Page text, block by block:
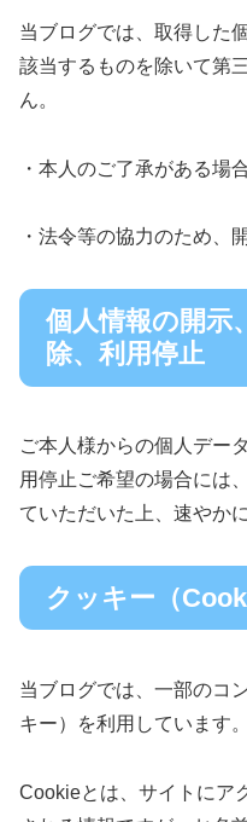
当ブログでは、取得した
該当するものを除いて第
ん。
・本人のご了承がある場
・法令等の協力のため、
個人情報の開示
除、利用停止
ご本人様からの個人デー
用停止ご希望の場合には
ていただいた上、速やか
クッキー（
当ブログでは、一部のコ
キー）を利用しています。
Cookieとは、サイトにア